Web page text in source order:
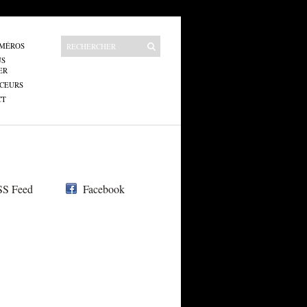
Feed Facebook